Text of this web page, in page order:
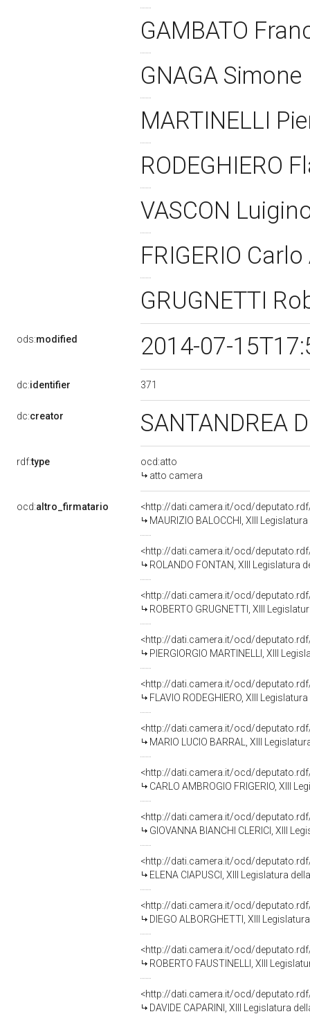
GAMBATO
GNAGA Simone
MARTINELLI
RODEGHIERO
VASCON
FRIGERIO
GRUGNETTI
ods:modified 2014-07-
dc:identifier 371
dc:creator SANTANDREA
rdf:type
ocd:atto
atto camera
ocd:altro_firmatario
<http://dati.camera.it/ocd/
MAURIZIO BALOCCHI, XIII
<http://dati.camera.it/ocd/
ROLANDO FONTAN, XIII Legislatura
<http://dati.camera.it/ocd/
ROBERTO GRUGNETTI, XIII
<http://dati.camera.it/ocd/
PIERGIORGIO MARTINELLI, XIII
<http://dati.camera.it/ocd/
FLAVIO RODEGHIERO, XIII
<http://dati.camera.it/ocd/
MARIO LUCIO BARRAL, XIII
<http://dati.camera.it/ocd/
CARLO AMBROGIO FRIGERIO, XIII
<http://dati.camera.it/ocd/
GIOVANNA BIANCHI CLERICI, XIII
<http://dati.camera.it/ocd/
ELENA CIAPUSCI, XIII Legislatura
<http://dati.camera.it/ocd/
DIEGO ALBORGHETTI, XIII
<http://dati.camera.it/ocd/
ROBERTO FAUSTINELLI, XIII
<http://dati.camera.it/ocd/
DAVIDE CAPARINI, XIII Legislatura